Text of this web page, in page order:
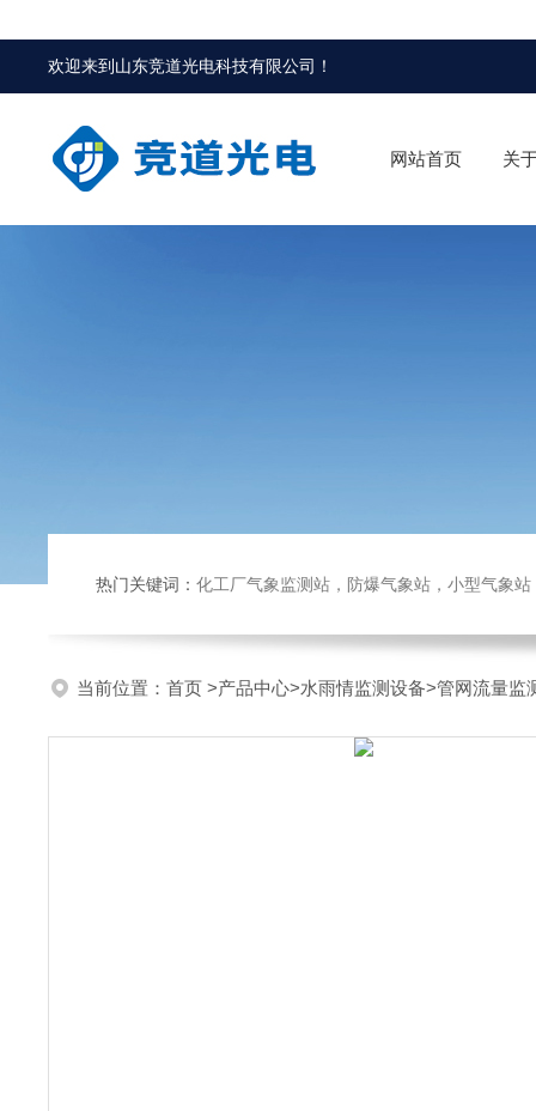
欢迎来到 山东竞道光电科技有限公司 ！
网站首页 关
热门关键词： 化工厂气象监测站，防爆气象站，小型气象站，化
当前位置： 首页 >产品中心>水雨情监测设备>管网流量监